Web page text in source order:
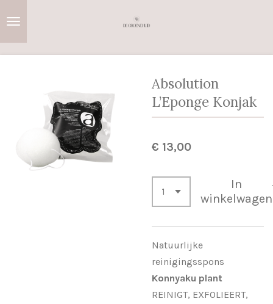
Absolution
L’Eponge Konjak
€ 13,00
In
winkelwagen
Natuurlijke
reinigingsspons
Konnyaku plant
REINIGT, EXFOLIEERT,